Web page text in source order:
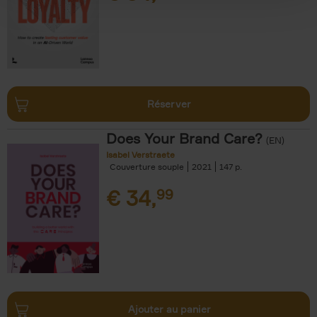
Réserver
Does Your Brand Care? (EN)
Isabel Verstraete
Couverture souple
2021 147
€ 34,99
Ajouter au panier